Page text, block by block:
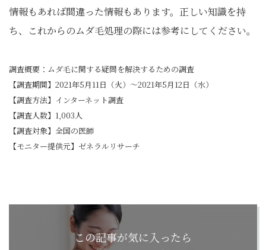
情報もあれば間違った情報もあります。正しい知識を持
ち、これからのムダ毛処理の際には参考にしてください。
調査概要：ムダ毛に関する疑問を解決するための調査
【調査期間】2021年5月11日（火）〜2021年5月12日（水）
【調査方法】インターネット調査
【調査人数】1,003人
【調査対象】全国の医師
【モニター提供元】ゼネラルリサーチ
この記事が気に入ったら